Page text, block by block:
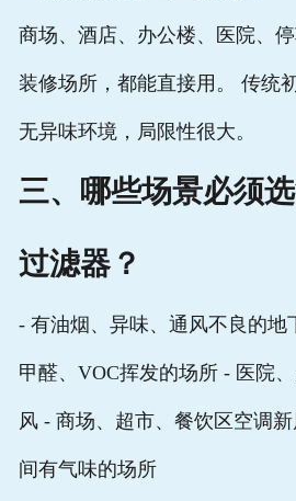
商场、酒店、办公楼、医院、
装修场所，都能直接用。 传统
无异味环境，局限性很大。
三、哪些场景必须
过滤器？
- 有油烟、异味、通风不良的地
甲醛、VOC挥发的场所 - 医院
风 - 商场、超市、餐饮区空调
间有气味的场所